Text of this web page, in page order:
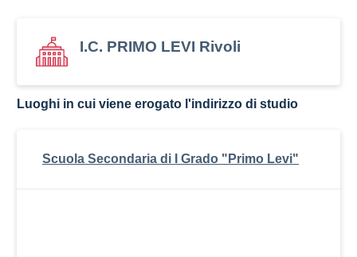
I.C. PRIMO LEVI Rivoli
Luoghi in cui viene erogato l'indirizzo di studio
Scuola Secondaria di I Grado "Primo Levi"